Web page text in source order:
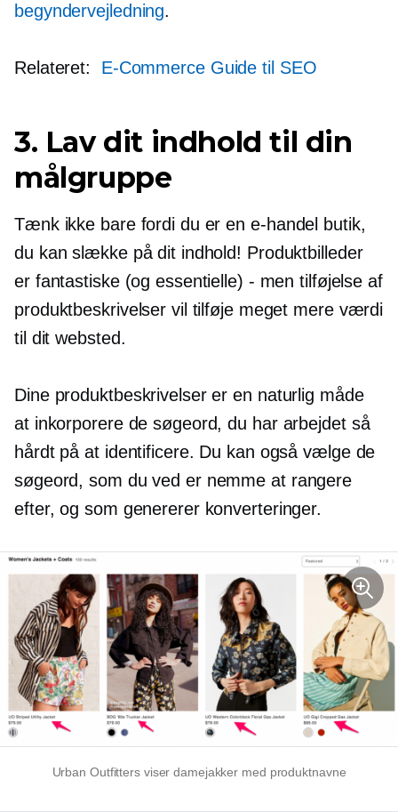
begyndervejledning.
Relateret: E-CommerceGuide til SEO
3. Lav dit indhold til din
målgruppe
Tænk ikke bare fordi du er en e-handel butik,
du kan slække på dit indhold! Produktbilleder
er fantastiske (og essentielle) - men tilføjelse af
produktbeskrivelser vil tilføje meget mere værdi
til dit websted.
Dine produktbeskrivelser er en naturlig måde
at inkorporere de søgeord, du har arbejdet så
hårdt på at identificere. Du kan også vælge de
søgeord, som du ved er nemme at rangere
efter, og som genererer konverteringer.
Urban Outfitters viser damejakker med produktnavne